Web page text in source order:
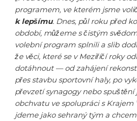
programem, ve kterém jsme
k lepšímu. Dnes, půl roku před
období, můžeme s čistým
volební program splnili a slib
že věci, které se v Meziříčí roky
dotáhnout — od zahájení
přes stavbu sportovní haly, po
převzetí synagogy nebo
obchvatu ve spolupráci s Krajem
jdeme jako sehraný tým a